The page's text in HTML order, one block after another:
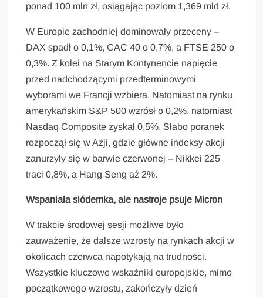
ponad 100 mln zł, osiągając poziom 1,369 mld zł.
W Europie zachodniej dominowały przeceny –
DAX spadł o 0,1%, CAC 40 o 0,7%, a FTSE 250 o
0,3%. Z kolei na Starym Kontynencie napięcie
przed nadchodzącymi przedterminowymi
wyborami we Francji wzbiera. Natomiast na rynku
amerykańskim S&P 500 wzrósł o 0,2%, natomiast
Nasdaq Composite zyskał 0,5%. Słabo poranek
rozpoczął się w Azji, gdzie główne indeksy akcji
zanurzyły się w barwie czerwonej – Nikkei 225
traci 0,8%, a Hang Seng aż 2%.
Wspaniała siódemka, ale nastroje psuje Micron
W trakcie środowej sesji możliwe było
zauważenie, że dalsze wzrosty na rynkach akcji w
okolicach czerwca napotykają na trudności.
Wszystkie kluczowe wskaźniki europejskie, mimo
początkowego wzrostu, zakończyły dzień